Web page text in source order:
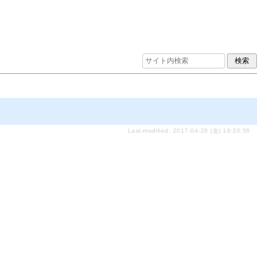
Last-modified: 2017-04-28 (金) 18:30:56